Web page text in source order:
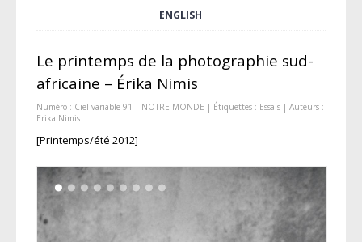
ENGLISH
Le printemps de la photographie sud-
africaine – Érika Nimis
Numéro : Ciel variable 91 – NOTRE MONDE | Étiquettes : Essais| Auteurs :
Erika Nimis
[Printemps/été 2012]